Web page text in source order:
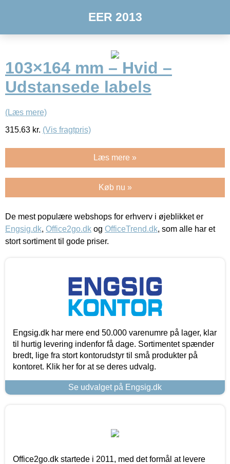
EER 2013
103×164 mm – Hvid –
Udstansede labels
(Læs mere)
315.63 kr. (Vis fragtpris)
Læs mere »
Køb nu »
De mest populære webshops for erhverv i øjeblikket er
Engsig.dk, Office2go.dk og OfficeTrend.dk, som alle har et
stort sortiment til gode priser.
Engsig.dk har mere end 50.000 varenumre på lager, klar
til hurtig levering indenfor få dage. Sortimentet spænder
bredt, lige fra stort kontorudstyr til små produkter på
kontoret. Klik her for at se deres udvalg.
Se udvalget på Engsig.dk
Office2go.dk startede i 2011, med det formål at levere